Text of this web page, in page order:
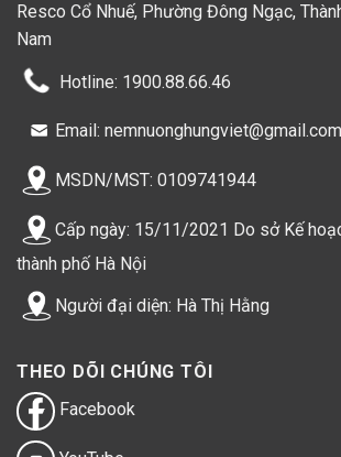
Resco Cổ Nhuế, Phường Đông Ngạc,
Nam
Hotline: 1900.88.66.46
Email: nemnuonghungviet@gmail.com
MSDN/MST: 0109741944
Cấp ngày: 15/11/2021 Do sở Kế
thành phố Hà Nội
Người đại diện: Hà Thị Hằng
THEO DÕI CHÚNG TÔI
Facebook